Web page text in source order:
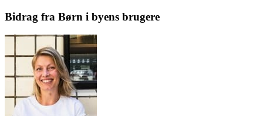
Bidrag fra Børn i byens brugere